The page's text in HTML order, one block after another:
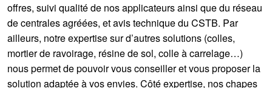
offres, suivi qualité de nos applicateurs ainsi que du réseau
de centrales agréées, et avis technique du CSTB. Par
ailleurs, notre expertise sur d’autres solutions (colles,
mortier de ravoirage, résine de sol, colle à carrelage…)
nous permet de pouvoir vous conseiller et vous proposer la
solution adaptée à vos envies. Côté expertise, nos chapes